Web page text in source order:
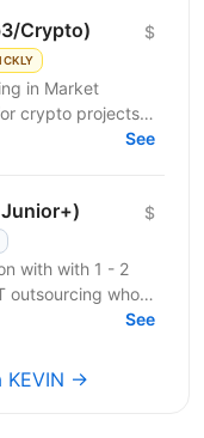
Crypto) $
in Market
crypto projects.
maintain...See
$
with with 1 - 2
outsourcing who
See
KEVIN →